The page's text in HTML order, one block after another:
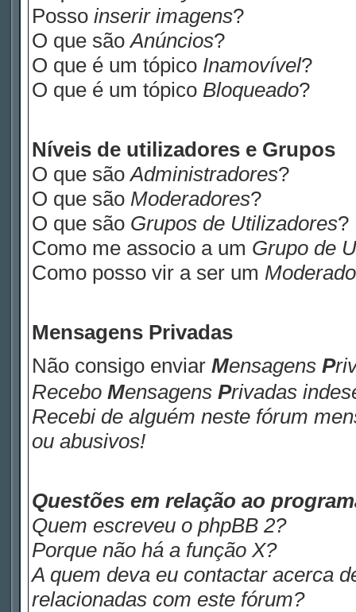
Posso inserir imagens?
O que sãoAnúncios?
O que é um tópico Inamovível?
O que é um tópico Bloqueado?
Níveis de utilizadores e Grupos
O que sãoAdministradores?
O que são Moderadores?
O que são Grupos de Utilizadores?
Como me associo a um Grupo de
Como posso vir a ser um
Mensagens Privadas
Não consigo enviar Mensagens P
Recebo Mensagens Privadas
Recebi de alguém neste fórum
ou abusivos!
Questões em relação ao
Quem escreveu o phpBB 2?
Porque não há a função X?
A quem deva eu contactar acerca
relacionadas com este fórum?